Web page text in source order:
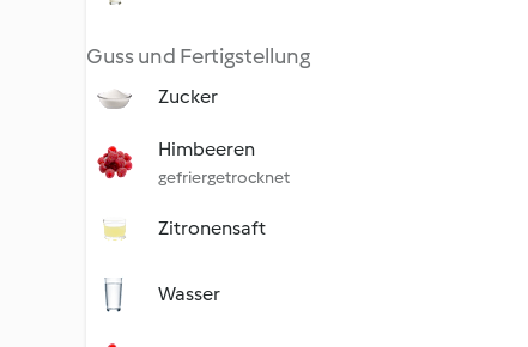
Guss und Fertigstellung
Zucker
Himbeeren
gefriergetrocknet
Zitronensaft
Wasser